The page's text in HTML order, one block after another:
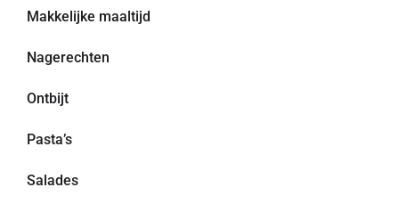
Makkelijke maaltijd
Nagerechten
Ontbijt
Pasta’s
Salades